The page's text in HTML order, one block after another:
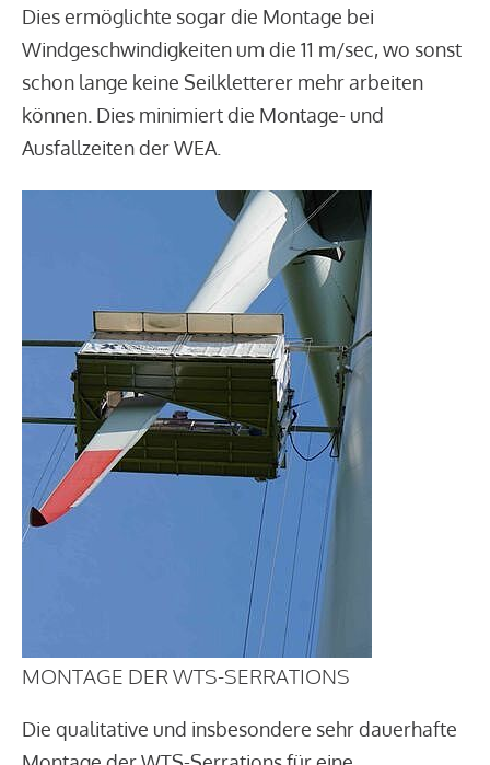
Dies ermöglichte sogar die Montage bei
Windgeschwindigkeiten um die 11 m/sec, wo sonst
schon lange keine Seilkletterer mehr arbeiten
können. Dies minimiert die Montage- und
Ausfallzeiten der WEA.
MONTAGE DER WTS-SERRATIONS
Die qualitative und insbesondere sehr dauerhafte